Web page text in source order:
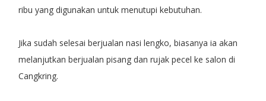
ribu yang digunakan untuk menutupi kebutuhan.
Jika sudah selesai berjualan nasi lengko, biasanya ia akan
melanjutkan berjualan pisang dan rujak pecel ke salon di
Cangkring.